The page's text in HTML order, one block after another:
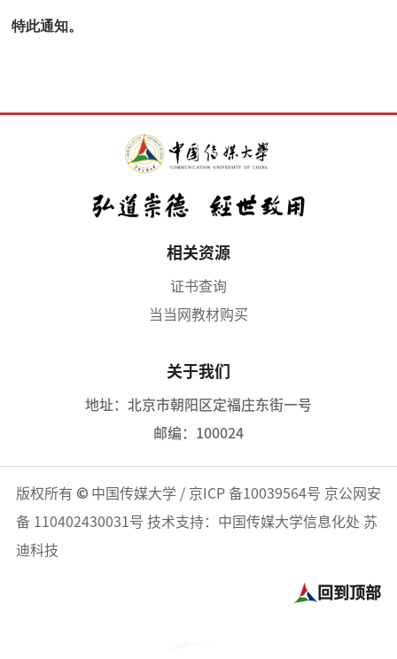
特此通知。
相关资源
证书查询
当当网教材购买
关于我们
地址：北京市朝阳区定福庄东街一号
邮编：100024
版权所有 © 中国传媒大学 / 京ICP 备10039564号 京公网安
备 110402430031号 技术支持：中国传媒大学信息化处 苏
迪科技
回到顶部